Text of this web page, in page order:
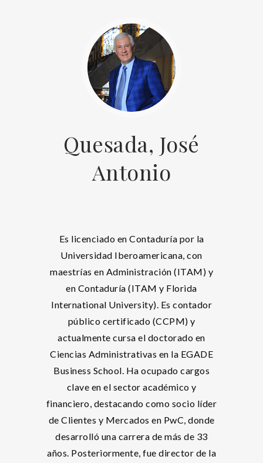
Quesada, José
Antonio
Es licenciado en Contaduría por la
Universidad Iberoamericana, con
maestrías en Administración (ITAM) y
en Contaduría (ITAM y Florida
International University). Es contador
público certificado (CCPM) y
actualmente cursa el doctorado en
Ciencias Administrativas en la EGADE
Business School. Ha ocupado cargos
clave en el sector académico y
financiero, destacando como socio líder
de Clientes y Mercados en PwC, donde
desarrolló una carrera de más de 33
años. Posteriormente, fue director de la